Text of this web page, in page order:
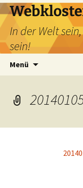
In der Welt
sein!
Menü